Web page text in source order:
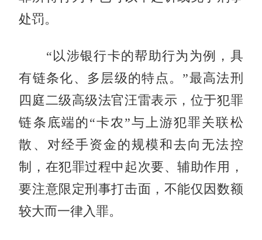
处罚。
“以涉银行卡的帮助行为为例，具
有链条化、多层级的特点。”最高法刑
四庭二级高级法官汪雷表示，位于犯罪
链条底端的“卡农”与上游犯罪关联松
散、对经手资金的规模和去向无法控
制，在犯罪过程中起次要、辅助作用，
要注意限定刑事打击面，不能仅因数额
较大而一律入罪。